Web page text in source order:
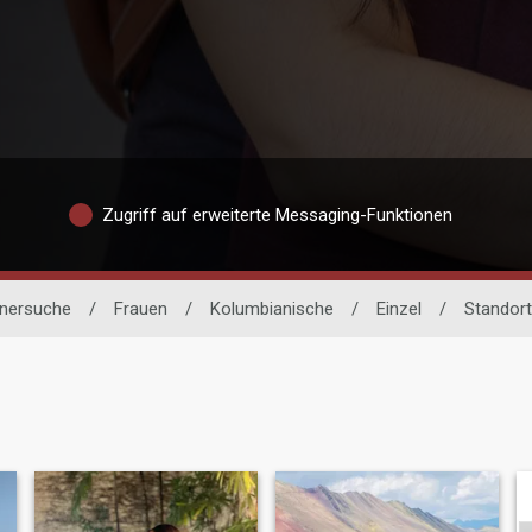
Zugriff auf erweiterte Messaging-Funktionen
/ Frauen / Kolumbianische / Einzel / Standort